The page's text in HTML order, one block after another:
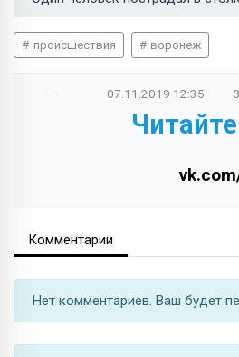
происшествия воронеж
— 07.11.2019 12:35
Комментарии
Нет комментариев. Ваш будет